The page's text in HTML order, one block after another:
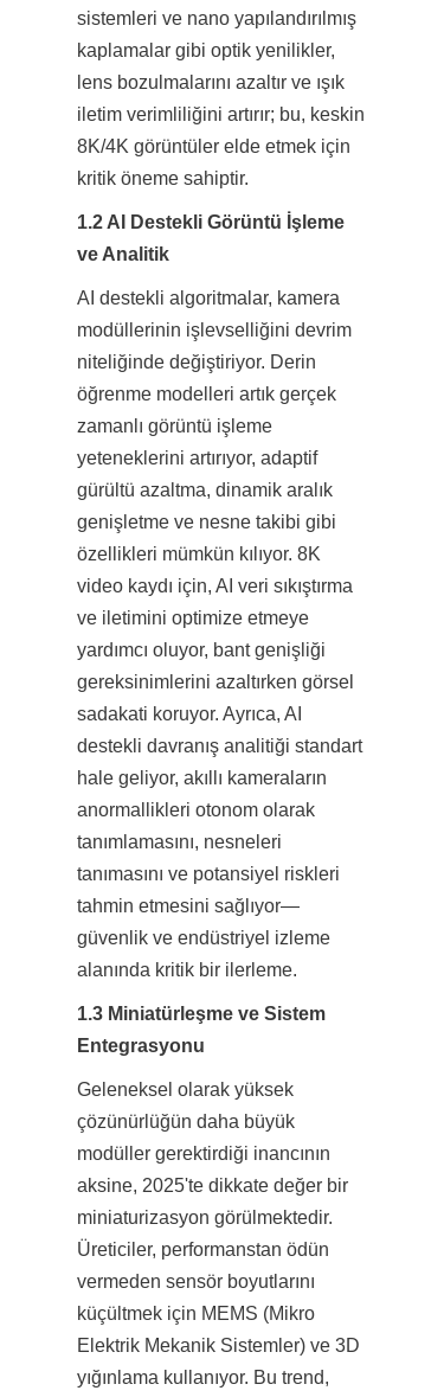
sistemleri ve nano yapılandırılmış
kaplamalar gibi optik yenilikler,
lens bozulmalarını azaltır ve ışık
iletim verimliliğini artırır; bu, keskin
8K/4K görüntüler elde etmek için
kritik öneme sahiptir.
1.2 AI Destekli Görüntü İşleme
ve Analitik
AI destekli algoritmalar, kamera
modüllerinin işlevselliğini devrim
niteliğinde değiştiriyor. Derin
öğrenme modelleri artık gerçek
zamanlı görüntü işleme
yeteneklerini artırıyor, adaptif
gürültü azaltma, dinamik aralık
genişletme ve nesne takibi gibi
özellikleri mümkün kılıyor. 8K
video kaydı için, AI veri sıkıştırma
ve iletimini optimize etmeye
yardımcı oluyor, bant genişliği
gereksinimlerini azaltırken görsel
sadakati koruyor. Ayrıca, AI
destekli davranış analitiği standart
hale geliyor, akıllı kameraların
anormallikleri otonom olarak
tanımlamasını, nesneleri
tanımasını ve potansiyel riskleri
tahmin etmesini sağlıyor—
güvenlik ve endüstriyel izleme
alanında kritik bir ilerleme.
1.3 Miniatürleşme ve Sistem
Entegrasyonu
Geleneksel olarak yüksek
çözünürlüğün daha büyük
modüller gerektirdiği inancının
aksine, 2025'te dikkate değer bir
miniaturizasyon görülmektedir.
Üreticiler, performanstan ödün
vermeden sensör boyutlarını
küçültmek için MEMS (Mikro
Elektrik Mekanik Sistemler) ve 3D
yığınlama kullanıyor. Bu trend,